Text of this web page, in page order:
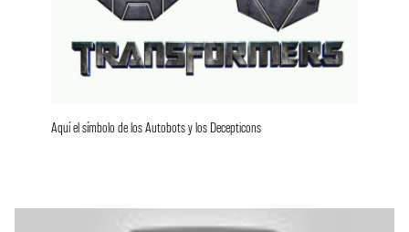
Aquí el símbolo de los Autobots y los Decepticons